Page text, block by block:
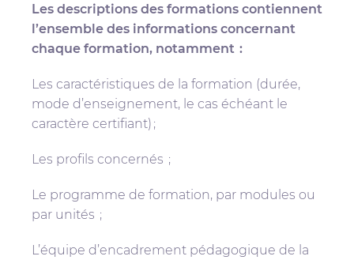
Les descriptions des formations contiennent
l’ensemble des informations concernant
chaque formation, notamment :
Les caractéristiques de la formation (durée,
mode d’enseignement, le cas échéant le
caractère certifiant) ;
Les profils concernés ;
Le programme de formation, par modules ou
par unités ;
L’équipe d’encadrement pédagogique de la